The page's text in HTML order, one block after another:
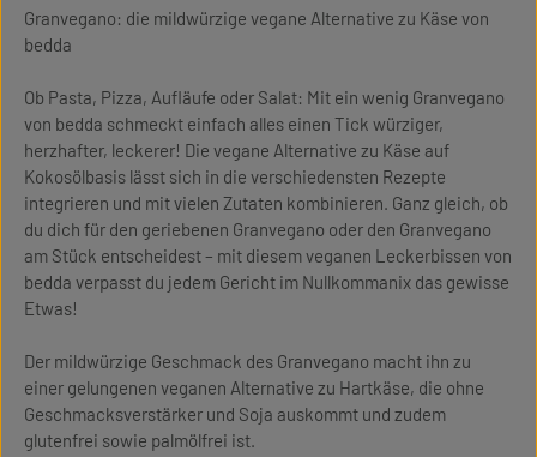
Granvegano: die mildwürzige vegane Alternative zu Käse von
bedda
Ob Pasta, Pizza, Aufläufe oder Salat: Mit ein wenig Granvegano
von bedda schmeckt einfach alles einen Tick würziger,
herzhafter, leckerer! Die vegane Alternative zu Käse auf
Kokosölbasis lässt sich in die verschiedensten Rezepte
integrieren und mit vielen Zutaten kombinieren. Ganz gleich, ob
du dich für den geriebenen Granvegano oder den Granvegano
am Stück entscheidest – mit diesem veganen Leckerbissen von
bedda verpasst du jedem Gericht im Nullkommanix das gewisse
Etwas!
Der mildwürzige Geschmack des Granvegano macht ihn zu
einer gelungenen veganen Alternative zu Hartkäse, die ohne
Geschmacksverstärker und Soja auskommt und zudem
glutenfrei sowie palmölfrei ist.